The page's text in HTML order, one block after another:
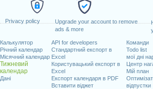
Privacy policy
Upgrade your account to remove
ads & more
Калькулятор
Річний календар
Місячний календар
Тижневий
календар
Дані
API for developers
Стандартний експорт в
Excel
Користувацький експорт в
Excel
Експорт календаря в PDF
Вставити віджет
Команди
Todo list
мої дні
Центр
Мій план
відпустки